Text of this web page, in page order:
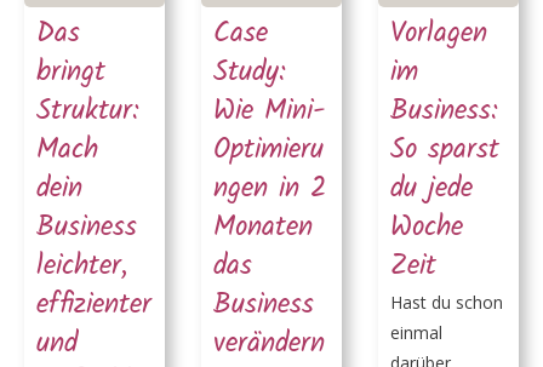
Das
bringt
Struktur:
Mach
dein
Business
leichter,
effizienter
und
Case
Study:
Wie Mini-
Optimieru
ngen in 2
Monaten
das
Business
verändern
Vorlagen
im
Business:
So sparst
du jede
Woche
Zeit
Hast du schon
einmal